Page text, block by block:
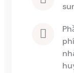
phần mềm quản lý mầm non miễn